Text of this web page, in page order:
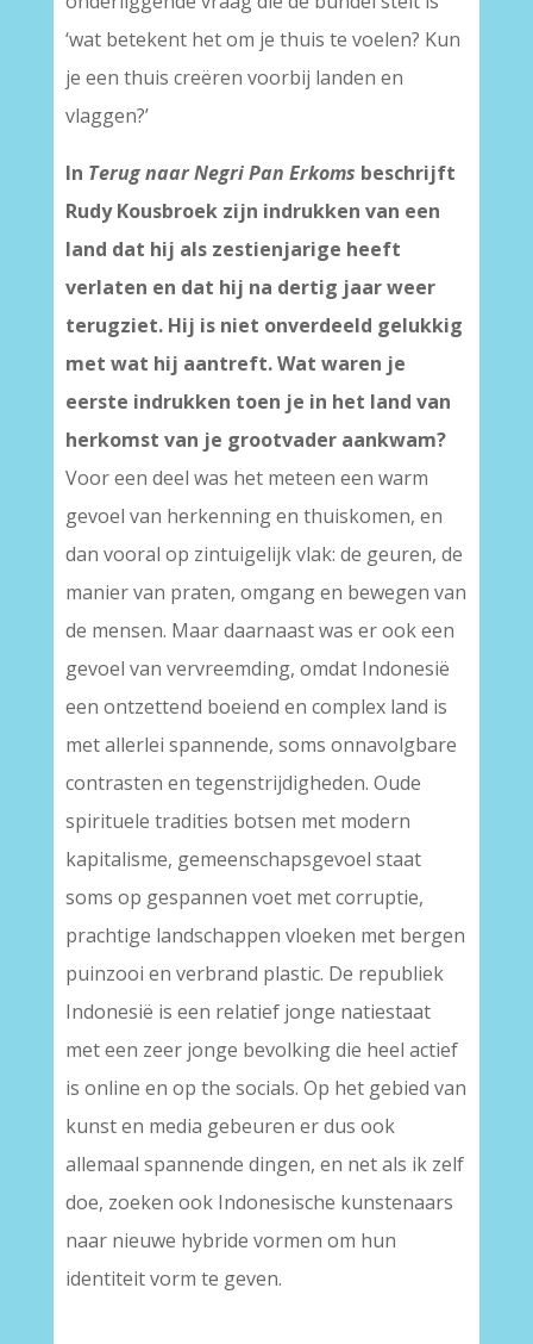
‘wat betekent het om je thuis te voelen? Kun
je een thuis creëren voorbij landen en
vlaggen?’
In Terug naar Negri Pan Erkoms beschrijft
Rudy Kousbroek zijn indrukken van een
land dat hij als zestienjarige heeft
verlaten en dat hij na dertig jaar weer
terugziet. Hij is niet onverdeeld gelukkig
met wat hij aantreft. Wat waren je
eerste indrukken toen je in het land van
herkomst van je grootvader aankwam?
Voor een deel was het meteen een warm
gevoel van herkenning en thuiskomen, en
dan vooral op zintuigelijk vlak: de geuren, de
manier van praten, omgang en bewegen van
de mensen. Maar daarnaast was er ook een
gevoel van vervreemding, omdat Indonesië
een ontzettend boeiend en complex land is
met allerlei spannende, soms onnavolgbare
contrasten en tegenstrijdigheden. Oude
spirituele tradities botsen met modern
kapitalisme, gemeenschapsgevoel staat
soms op gespannen voet met corruptie,
prachtige landschappen vloeken met bergen
puinzooi en verbrand plastic. De republiek
Indonesië is een relatief jonge natiestaat
met een zeer jonge bevolking die heel actief
is online en op the socials. Op het gebied van
kunst en media gebeuren er dus ook
allemaal spannende dingen, en net als ik zelf
doe, zoeken ook Indonesische kunstenaars
naar nieuwe hybride vormen om hun
identiteit vorm te geven.